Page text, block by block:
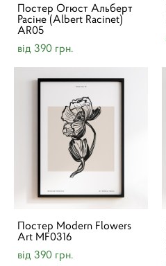
Постер Огюст Альберт
Расіне (Albert Racinet)
AR05
від 390 грн.
Постер Modern Flowers
Art MF0316
від 390 грн.